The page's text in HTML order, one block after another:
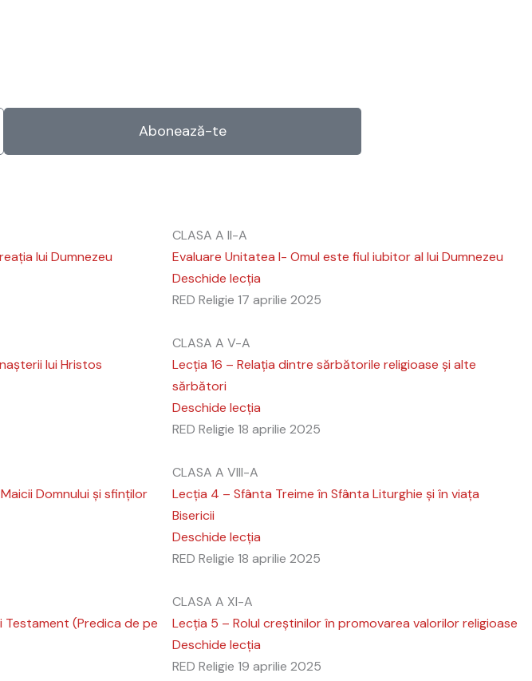
Abonează-te
lui Dumnezeu
CLASA A II-A
Evaluare Unitatea I- Omul este fiul iubitor al lui Dumnezeu
Deschide lecția
RED Religie 17 aprilie 2025
lui Hristos
CLASA A V-A
Lecția 16 – Relația dintre sărbătorile religioase şi alte
sărbători
Deschide lecția
RED Religie 18 aprilie 2025
Domnului și sfinților
CLASA A VIII-A
Lecția 4 – Sfânta Treime în Sfânta Liturghie şi în viața
Bisericii
Deschide lecția
RED Religie 18 aprilie 2025
Testament (Predica de pe
CLASA A XI-A
Lecția 5 – Rolul creştinilor în promovarea valorilor religioase
Deschide lecția
RED Religie 19 aprilie 2025